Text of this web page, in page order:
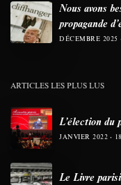
Nous avons
propagande
DÉCEMBRE 2025
ARTICLES LES PLUS LUS
L’élection du
JANVIER 2022
Le Livre